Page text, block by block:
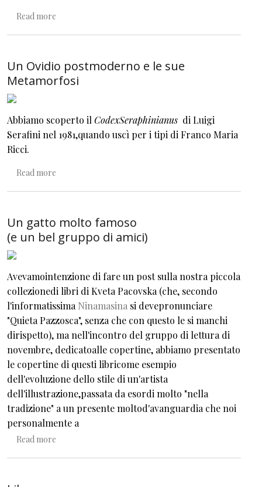
Read more
Un Ovidio postmoderno e le sue
Metamorfosi
Abbiamo scoperto il CodexSeraphinianus di Luigi
Serafini nel 1981,quando uscì per i tipi di Franco Maria
Ricci.
Read more
Un gatto molto famoso
(e un bel gruppo di amici)
Avevamointenzione di fare un post sulla nostra piccola
collezionedi libri di Kveta Pacovska (che, secondo
l'informatissima Ninamasina si devepronunciare
"Quieta Pazzosca", senza che con questo le si manchi
dirispetto), ma nell'incontro del gruppo di lettura di
novembre, dedicatoalle copertine, abbiamo presentato
le copertine di questi libricome esempio
dell'evoluzione dello stile di un'artista
dell'illustrazione,passata da esordi molto "nella
tradizione" a un presente moltod'avanguardia che noi
personalmente a
Read more